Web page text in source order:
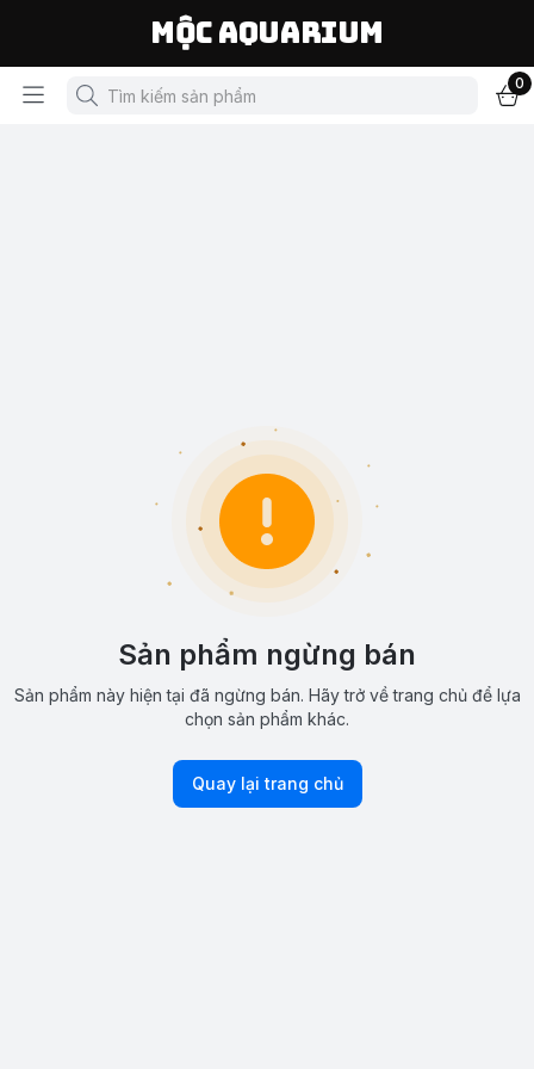
Mộc Aquarium
0
Sản phẩm ngừng bán
Sản phẩm này hiện tại đã ngừng bán. Hãy trở về trang chủ để lựa
chọn sản phẩm khác.
Quay lại trang chủ